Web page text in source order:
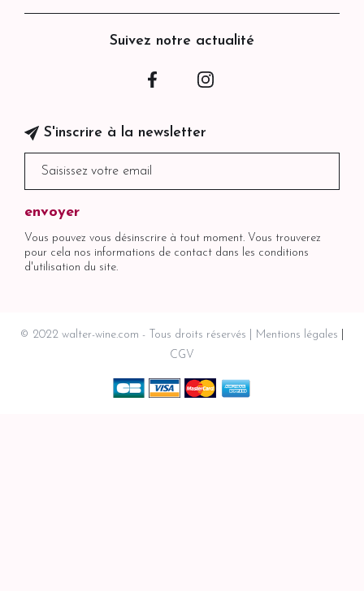
Suivez notre actualité
Facebook
S'inscrire à la newsletter
Vous pouvez vous désinscrire à tout moment. Vous trouverez
pour cela nos informations de contact dans les conditions
d'utilisation du site.
© 2022 walter-wine.com - Tous droits réservés
Mentions légales
CGV